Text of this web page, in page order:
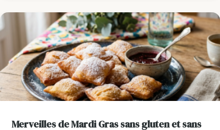
Merveilles de Mardi Gras sans gluten et sans